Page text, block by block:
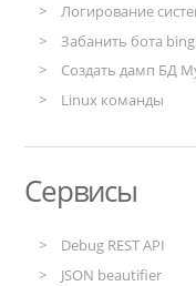
Логирование
Забанить бота
Создать дамп БД
Linux команды
Сервисы
Debug REST API
JSON beautifier